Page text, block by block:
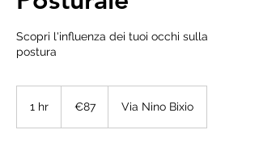
Scopri l'influenza dei tuoi occhi sulla
postura
1 hr €87 Via Nino Bixio